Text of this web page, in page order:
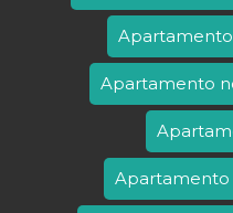
Apartamento
Apartamento